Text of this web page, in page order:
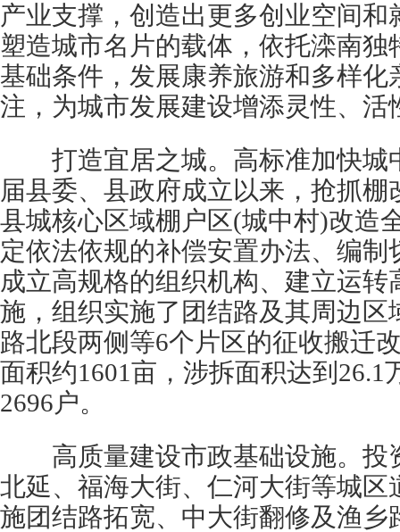
产业支撑，创造出更多创业空间
塑造城市名片的载体，依托滦南
基础条件，发展康养旅游和多样
注，为城市发展建设增添灵性、活
打造宜居之城。高标准加快城
届县委、县政府成立以来，抢抓
县城核心区域棚户区(城中村)改造
定依法依规的补偿安置办法、编
成立高规格的组织机构、建立运
施，组织实施了团结路及其周边区
路北段两侧等6个片区的征收搬迁
面积约1601亩，涉拆面积达到26.1
2696户。
高质量建设市政基础设施。投
北延、福海大街、仁河大街等城区
施团结路拓宽、中大街翻修及渔乡